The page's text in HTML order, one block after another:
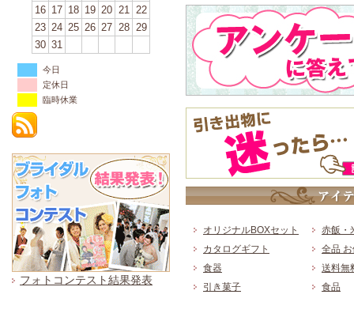
16 17 18 19 20 21 22
23 24 25 26 27 28 29
30 31
今日
定休日
臨時休業
フォトコンテスト結果発表
オリジナルBOXセット
カタログギフト
食器
引き菓子
赤飯・
全品
送料無
食品